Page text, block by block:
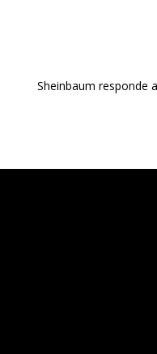
Sheinbaum responde